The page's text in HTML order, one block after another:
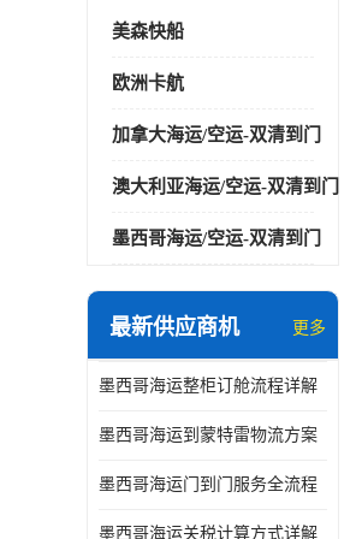
美森快船
欧洲卡航
加拿大海运/空运-双清到门
澳大利亚海运/空运-双清到门
墨西哥海运/空运-双清到门
最新供应商机 更多
墨西哥海运整柜订舱流程详解
墨西哥海运到蒙特雷物流方案
墨西哥海运门到门服务全流程
墨西哥海运关税计算方式详解